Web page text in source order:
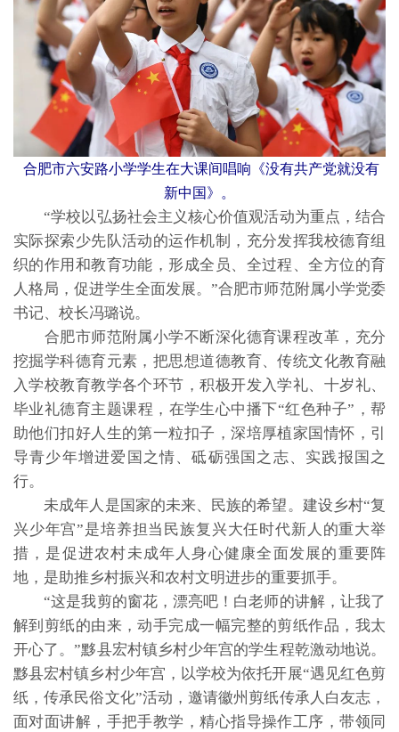
合肥市六安路小学学生在大课间唱响《没有共产党就没有
新中国》。
“学校以弘扬社会主义核心价值观活动为重点，结合
实际探索少先队活动的运作机制，充分发挥我校德育组
织的作用和教育功能，形成全员、全过程、全方位的育
人格局，促进学生全面发展。”合肥市师范附属小学党委
书记、校长冯璐说。
合肥市师范附属小学不断深化德育课程改革，充分
挖掘学科德育元素，把思想道德教育、传统文化教育融
入学校教育教学各个环节，积极开发入学礼、十岁礼、
毕业礼德育主题课程，在学生心中播下“红色种子”，帮
助他们扣好人生的第一粒扣子，深培厚植家国情怀，引
导青少年增进爱国之情、砥砺强国之志、实践报国之
行。
未成年人是国家的未来、民族的希望。建设乡村“复
兴少年宫”是培养担当民族复兴大任时代新人的重大举
措，是促进农村未成年人身心健康全面发展的重要阵
地，是助推乡村振兴和农村文明进步的重要抓手。
“这是我剪的窗花，漂亮吧！白老师的讲解，让我了
解到剪纸的由来，动手完成一幅完整的剪纸作品，我太
开心了。”黟县宏村镇乡村少年宫的学生程乾激动地说。
黟县宏村镇乡村少年宫，以学校为依托开展“遇见红色剪
纸，传承民俗文化”活动，邀请徽州剪纸传承人白友志，
面对面讲解，手把手教学，精心指导操作工序，带领同